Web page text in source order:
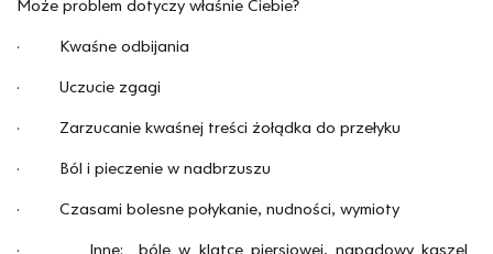
Może problem dotyczy właśnie Ciebie?
· Kwaśne odbijania
· Uczucie zgagi
· Zarzucanie kwaśnej treści żołądka do przełyku
· Ból i pieczenie w nadbrzuszu
· Czasami bolesne połykanie, nudności, wymioty